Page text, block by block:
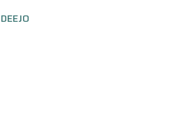
DEEJO